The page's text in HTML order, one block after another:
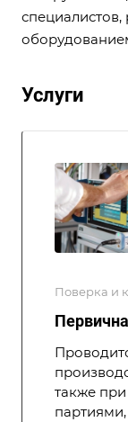
Услуги
Поверка и
также